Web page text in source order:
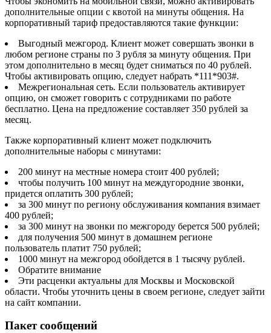
дополнительные опции с квотой на минуты общения. На
корпоративный тариф предоставляются такие функции:
Выгодный межгород. Клиент может совершать звонки в
любом регионе страны по 3 рубля за минуту общения. При
этом дополнительно в месяц будет сниматься по 40 рублей.
Чтобы активировать опцию, следует набрать *111*903#.
Межрегиональная сеть. Если пользователь активирует
опцию, он сможет говорить с сотрудниками по работе
бесплатно. Цена на предложение составляет 350 рублей за
месяц.
Также корпоративный клиент может подключить
дополнительные наборы с минутами:
200 минут на местные номера стоит 400 рублей;
чтобы получить 100 минут на междугородние звонки,
придется оплатить 300 рублей;
за 300 минут по региону обслуживания компания взимает
400 рублей;
за 300 минут на звонки по межгороду берется 500 рублей;
для получения 500 минут в домашнем регионе
пользователь платит 750 рублей;
1000 минут на межгород обойдется в 1 тысячу рублей.
Обратите внимание
Эти расценки актуальны для Москвы и Московской
области. Чтобы уточнить цены в своем регионе, следует зайти
на сайт компании.
Пакет сообщений